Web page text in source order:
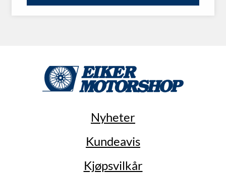
Nyheter
Kundeavis
Kjøpsvilkår